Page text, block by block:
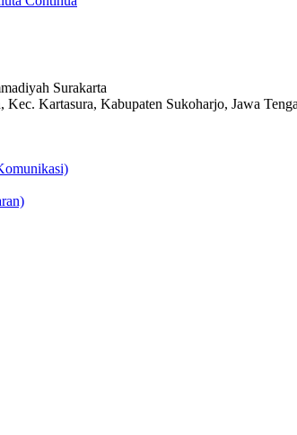
Surakarta
Kec. Kartasura, Kabupaten Sukoharjo, Jawa